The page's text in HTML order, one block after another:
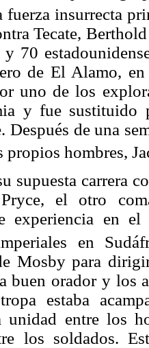
fuerza insurrecta
Tecate,
70
de El Alamo,
uno de los
y fue sustituido
Después de una
propios hombres,
supuesta carrera
el otro
experiencia en
en
Mosby para
buen orador y los
estaba
unidad entre los
los soldados.